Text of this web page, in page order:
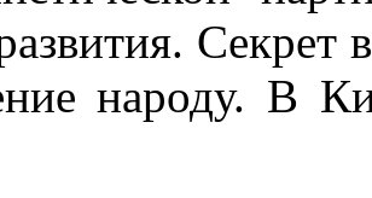
Секрет
народу. В